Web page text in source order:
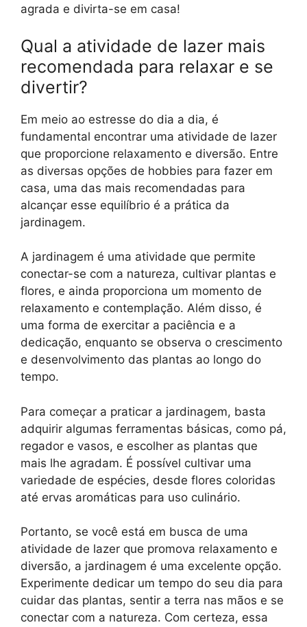
agrada e divirta-se em casa!
Qual a atividade de lazer mais
recomendada para relaxar e se
divertir?
Em meio ao estresse do dia a dia, é
fundamental encontrar uma atividade de lazer
que proporcione relaxamento e diversão. Entre
as diversas opções de hobbies para fazer em
casa, uma das mais recomendadas para
alcançar esse equilíbrio é a prática da
jardinagem.
A jardinagem é uma atividade que permite
conectar-se com a natureza, cultivar plantas e
flores, e ainda proporciona um momento de
relaxamento e contemplação. Além disso, é
uma forma de exercitar a paciência e a
dedicação, enquanto se observa o crescimento
e desenvolvimento das plantas ao longo do
tempo.
Para começar a praticar a jardinagem, basta
adquirir algumas ferramentas básicas, como pá,
regador e vasos, e escolher as plantas que
mais lhe agradam. É possível cultivar uma
variedade de espécies, desde flores coloridas
até ervas aromáticas para uso culinário.
Portanto, se você está em busca de uma
atividade de lazer que promova relaxamento e
diversão, a jardinagem é uma excelente opção.
Experimente dedicar um tempo do seu dia para
cuidar das plantas, sentir a terra nas mãos e se
conectar com a natureza. Com certeza, essa